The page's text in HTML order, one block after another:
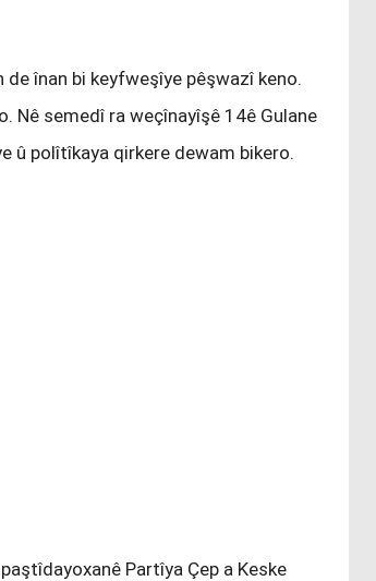
înan bi keyfweşîye pêşwazî keno.
Nê semedî ra weçînayîşê 14ê Gulane
û polîtîkaya qirkere dewam bikero.
Partîya Çep a Keske